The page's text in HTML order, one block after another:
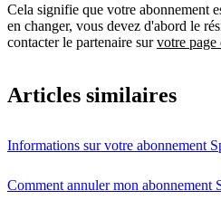
Cela signifie que votre abonnement
en changer, vous devez d'abord le
contacter le partenaire survotre page
Articles similaires
Informations sur votre abonnement
Comment annuler mon abonnement